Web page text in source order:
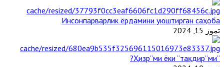
Инсонпарварлик ёрдамини уюштирган саҳоба
تموز 15, 2024
“Ҳизр”ми ёки “тақдир”ми?